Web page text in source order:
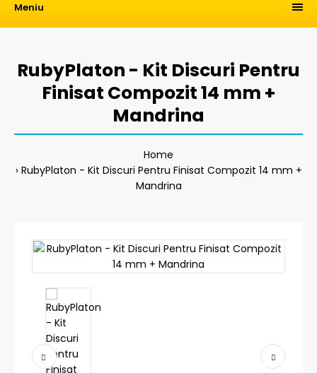
Meniu
RubyPlaton - Kit Discuri Pentru
Finisat Compozit 14 mm +
Mandrina
Home
RubyPlaton - Kit Discuri Pentru Finisat Compozit 14 mm +
Mandrina